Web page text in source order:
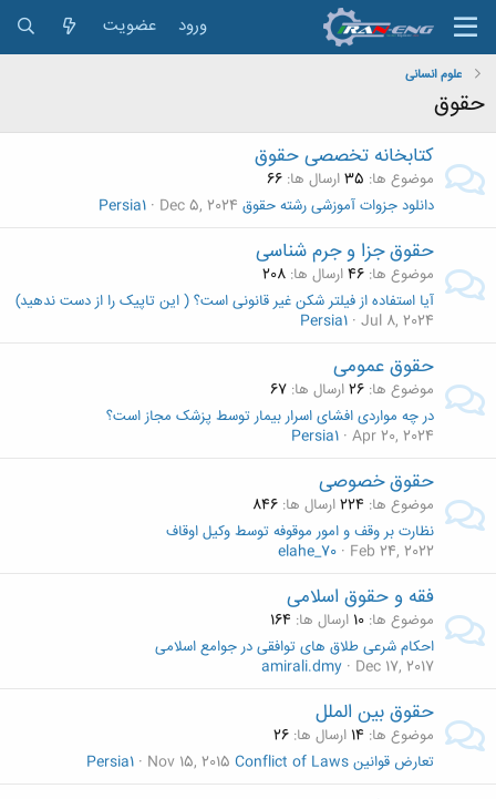
ورود عضویت
علوم انسانی
حقوق
کتابخانه تخصصی حقوق
موضوع ها 35ارسال ها 66
دانلود جزوات آموزشی رشته حقوق Dec 5, 2024
Persia1
حقوق جزا و جرم شناسی
موضوع ها 46ارسال ها 208
آیا استفاده از فیلتر شکن غیر قانونی است؟ ( این تاپیک را از دست ندهید)
Jul 8, 2024
Persia1
حقوق عمومی
موضوع ها 26ارسال ها 67
در چه مواردی افشای اسرار بیمار توسط پزشک مجاز است؟
Apr 20, 2024
Persia1
حقوق خصوصی
موضوع ها 224ارسال ها 846
نظارت بر وقف و امور موقوفه توسط وکیل اوقاف
Feb 24, 2022
elahe_70
فقه و حقوق اسلامی
موضوع ها 10 ارسال ها 164
احکام شرعی طلاق های توافقی در جوامع اسلامی
Dec 17, 2017
amirali.dmy
حقوق بین الملل
موضوع ها 14 ارسال ها 26
تعارض قوانين Conflict of Laws
Nov 15, 2015
Persia1